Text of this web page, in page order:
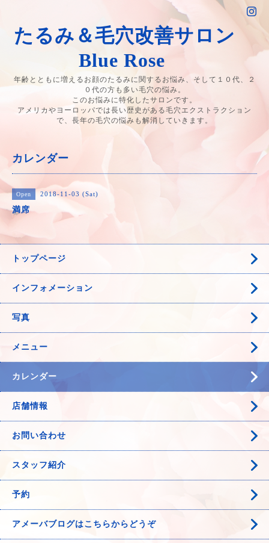
たるみ＆毛穴改善サロン
Blue Rose
年齢とともに増えるお顔のたるみに関するお悩み、そして１０代、２
０代の方も多い毛穴の悩み。
このお悩みに特化したサロンです。
アメリカやヨーロッパでは長い歴史がある毛穴エクストラクション
で、長年の毛穴の悩みも解消していきます。
カレンダー
Open 2018-11-03 (Sat)
満席
トップページ
インフォメーション
写真
メニュー
カレンダー
店舗情報
お問い合わせ
スタッフ紹介
予約
アメーバブログはこちらからどうぞ